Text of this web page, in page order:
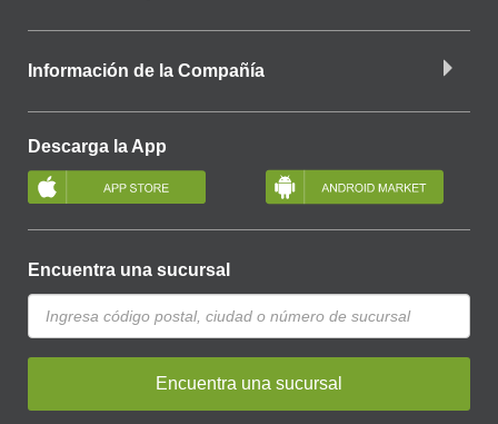
Información de la Compañía
Descarga la App
Encuentra una sucursal
Encuentra una sucursal